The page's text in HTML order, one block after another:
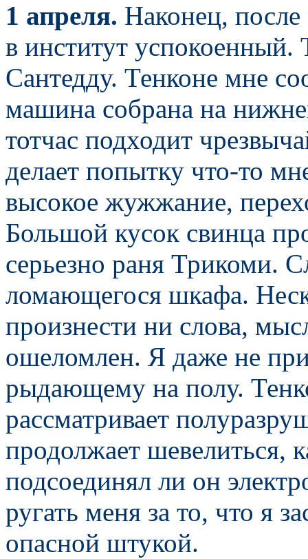
1 апреля. Наконец,
в институт успокоенный.
Сантедду. Тенконе мне
машина собрана на
тотчас подходит
делает попытку что-то
высокое жужжание,
Большой кусок свинца
серьезно раня Трикоми.
ломающегося шкафа.
произнести ни слова,
ошеломлен. Я даже не
рыдающему на полу.
рассматривает
продолжает шевелиться,
подсоединял ли он
ругать меня за то, что я
опасной штукой.